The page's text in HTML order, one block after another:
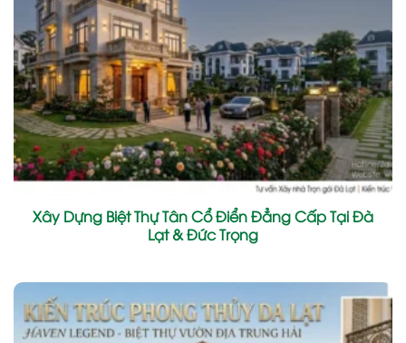
Xây Dựng Biệt Thự Tân Cổ Điển Đẳng Cấp Tại Đà
Lạt & Đức Trọng